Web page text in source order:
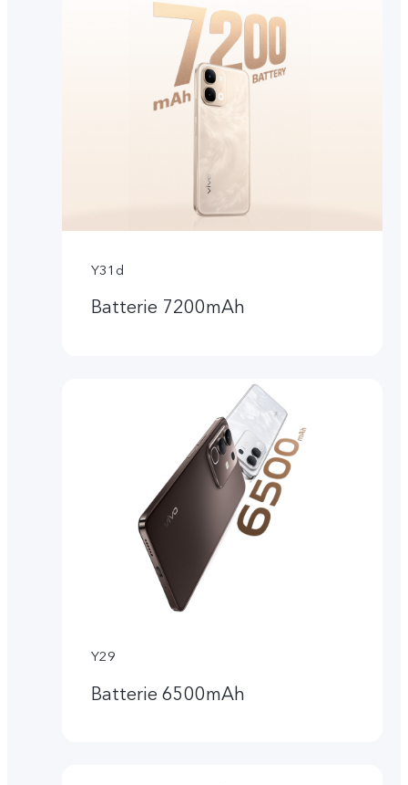
Y31d
Batterie 7200mAh
Y29
Batterie 6500mAh